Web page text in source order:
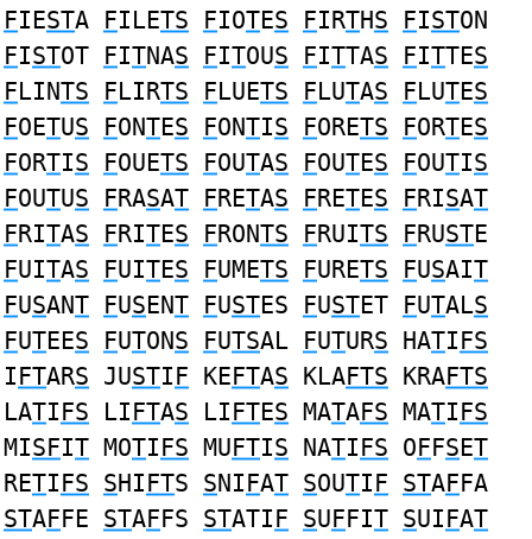
FIESTA FILETS FIOTES FIRTHS FISTON
FISTOT FITNAS FITOUS FITTAS FITTES
FLINTS FLIRTS FLUETS FLUTAS FLUTES
FOETUS FONTES FONTIS FORETS FORTES
FORTIS FOUETS FOUTAS FOUTES FOUTIS
FOUTUS FRASAT FRETAS FRETES FRISAT
FRITAS FRITES FRONTS FRUITS FRUSTE
FUITAS FUITES FUMETS FURETS FUSAIT
FUSANT FUSENT FUSTES FUSTET FUTALS
FUTEES FUTONS FUTSAL FUTURS HATIFS
IFTARS JUSTIF KEFTAS KLAFTS KRAFTS
LATIFS LIFTAS LIFTES MATAFS MATIFS
MISFIT MOTIFS MUFTIS NATIFS OFFSET
RETIFS SHIFTS SNIFAT SOUTIF STAFFA
STAFFE STAFFS STATIF SUFFIT SUIFAT